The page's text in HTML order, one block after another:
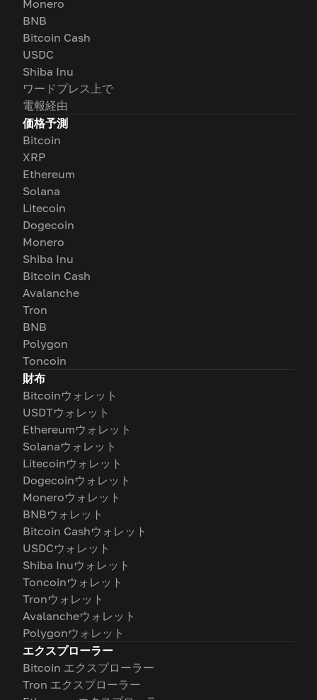
Monero
BNB
Bitcoin Cash
USDC
Shiba Inu
ワードプレス上で
電報経由
価格予測
Bitcoin
XRP
Ethereum
Solana
Litecoin
Dogecoin
Monero
Shiba Inu
Bitcoin Cash
Avalanche
Tron
BNB
Polygon
Toncoin
財布
Bitcoinウォレット
USDTウォレット
Ethereumウォレット
Solanaウォレット
Litecoinウォレット
Dogecoinウォレット
Moneroウォレット
BNBウォレット
Bitcoin Cashウォレット
USDCウォレット
Shiba Inuウォレット
Toncoinウォレット
Tronウォレット
Avalancheウォレット
Polygonウォレット
エクスプローラー
Bitcoin エクスプローラー
Tron エクスプローラー